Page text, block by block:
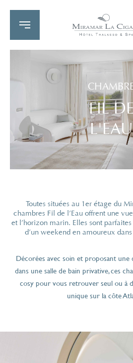
FIL
L'EAU
Toutes situées au 1er étage du
chambres Fil de l’Eau offrent une
et l’horizon marin. Elles sont
d’un weekend en amoureux
Décorées avec soin et proposant
dans une salle de bain privative, ces
cosy pour vous retrouver seul ou à
unique sur la côte